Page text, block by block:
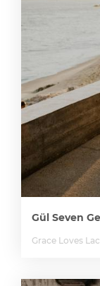
Gül Seven
Grace Loves